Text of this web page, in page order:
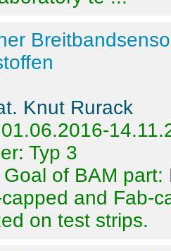
Knut Rurack
Typ 3
Goal of BAM
and Fab-
on test strips.